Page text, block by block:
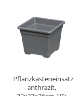
Pflanzkasteneinsatz
anthrazit,